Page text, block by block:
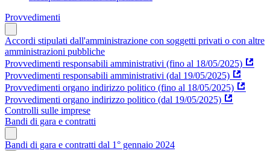
Provvedimenti
Accordi stipulati dall'amministrazione con soggetti privati o con altre
amministrazioni pubbliche
Provvedimenti responsabili amministrativi (fino al 18/05/2025)
Provvedimenti responsabili amministrativi (dal 19/05/2025)
Provvedimenti organo indirizzo politico (fino al 18/05/2025)
Provvedimenti organo indirizzo politico (dal 19/05/2025)
Controlli sulle imprese
Bandi di gara e contratti
Bandi di gara e contratti dal 1° gennaio 2024